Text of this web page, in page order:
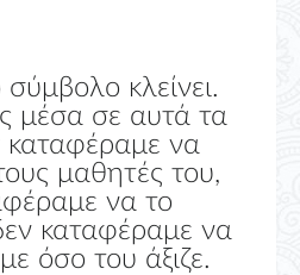
μέσα σε αυτά τα
καταφέραμε να
μαθητές του,
να το
καταφέραμε να
όσο του άξιζε.